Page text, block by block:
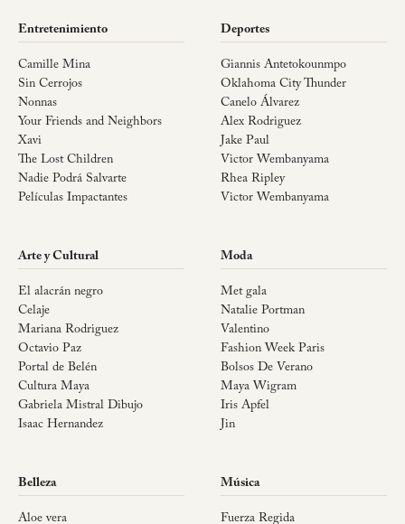
Entretenimiento
Camille Mina
Sin Cerrojos
Nonnas
Your Friends and Neighbors
Xavi
The Lost Children
Nadie Podrá Salvarte
Películas Impactantes
Deportes
Giannis Antetokounmpo
Oklahoma City Thunder
Canelo Álvarez
Alex Rodriguez
Jake Paul
Victor Wembanyama
Rhea Ripley
Victor Wembanyama
Arte y Cultural
El alacrán negro
Celaje
Mariana Rodriguez
Octavio Paz
Portal de Belén
Cultura Maya
Gabriela Mistral Dibujo
Isaac Hernandez
Moda
Met gala
Natalie Portman
Valentino
Fashion Week Paris
Bolsos De Verano
Maya Wigram
Iris Apfel
Jin
Belleza
Aloe vera
Música
Fuerza Regida